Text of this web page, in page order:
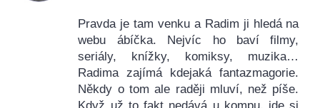
Pravda je tam venku a Radim ji hledá na
webu ábíčka. Nejvíc ho baví filmy,
seriály, knížky, komiksy, muzika…
Radima zajímá kdejaká fantazmagorie.
Někdy o tom ale raději mluví, než píše.